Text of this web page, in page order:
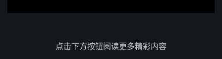
点击下方按钮阅读更多精彩内容